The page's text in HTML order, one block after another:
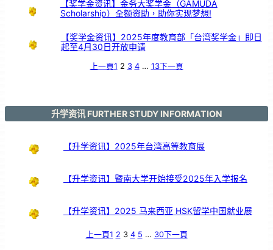
【奖学金资讯】金务大奖学金（GAMUDA
Scholarship）全额资助，助你实现梦想!
【奖学金资讯】2025年度教育部「台湾奖学金」即日
起至4月30日开放申请
上一頁1 2 3 4 … 13下一頁
升学资讯 FURTHER STUDY INFORMATION
【升学资讯】2025年台湾高等教育展
【升学资讯】暨南大学开始接受2025年入学报名
【升学资讯】2025 马来西亚 HSK留学中国就业展
上一頁1 2 3 4 5 … 30下一頁